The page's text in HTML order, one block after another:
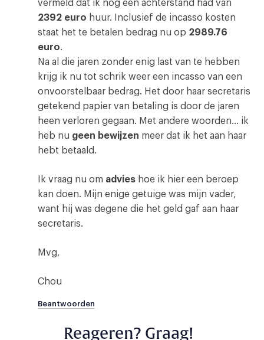
vermeld dat ik nog een achterstand had van
2392 euro huur. Inclusief de incasso kosten
staat het te betalen bedrag nu op 2989.76
euro.
Na al die jaren zonder enig last van te hebben
krijg ik nu tot schrik weer een incasso van een
onvoorstelbaar bedrag. Het door haar secretaris
getekend papier van betaling is door de jaren
heen verloren gegaan. Met andere woorden… ik
heb nu geen bewijzen meer dat ik het aan haar
hebt betaald.
Ik vraag nu om advies hoe ik hier een beroep
kan doen. Mijn enige getuige was mijn vader,
want hij was degene die het geld gaf aan haar
secretaris.
Mvg,
Chou
Beantwoorden
Reageren? Graag!